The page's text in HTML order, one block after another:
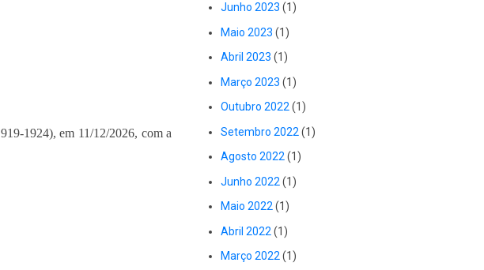
1924), em 11/12/2026, com a
Junho 2023 (1)
Maio 2023 (1)
Abril 2023 (1)
Março 2023 (1)
Outubro 2022 (1)
Setembro 2022 (1)
Agosto 2022 (1)
Junho 2022 (1)
Maio 2022 (1)
Abril 2022 (1)
Março 2022 (1)